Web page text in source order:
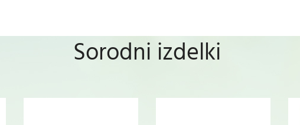
Sorodni izdelki